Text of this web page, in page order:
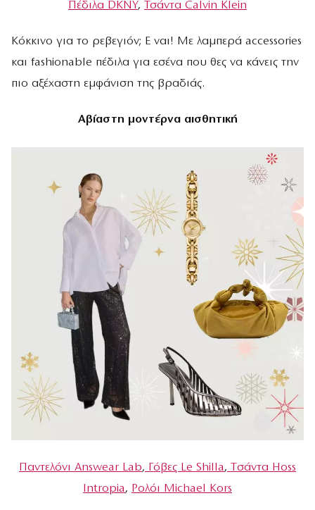
Πέδιλα DKNY, Τσάντα Calvin Klein
Κόκκινο για το ρεβεγιόν; E ναι! Με λαμπερά accessories
και fashionable πέδιλα για εσένα που θες να κάνεις την
πιο αξέχαστη εμφάνιση της βραδιάς.
Αβίαστη μοντέρνα αισθητική
Παντελόνι Answear Lab, Γόβες Le Shilla, Tσάντα Ηoss
Intropia, Ρολόι Μichael Kors